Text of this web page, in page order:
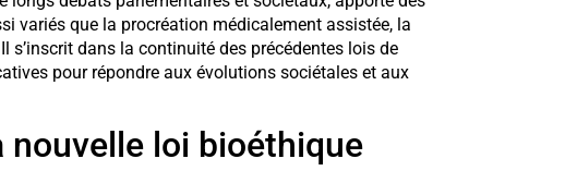
variés que la procréation médicalement assistée, la
s’inscrit dans la continuité des précédentes lois de
pour répondre aux évolutions sociétales et aux
loi bioéthique